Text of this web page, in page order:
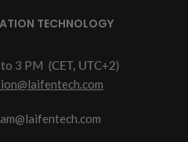
TECHNOLOGY
3 PM (CET, UTC+2)